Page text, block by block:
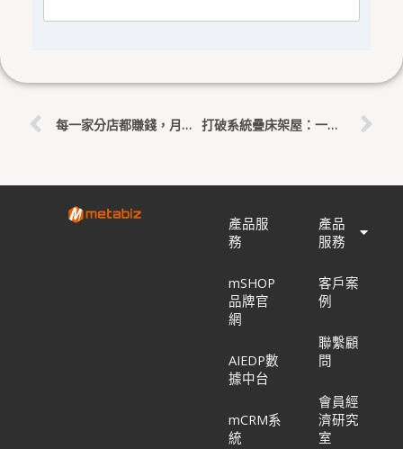
每一家分店都賺錢，月底總部卻沒現金？拆解連鎖集團的財務盲點 打破系統疊床架屋：一體式中台與可組合式架構的決策分水嶺
產品服
務
mSHOP
品牌官
網
AIEDP數
據中台
mCRM系
統
產品
服務
客戶案
例
聯繫顧
問
會員經
濟研究
室